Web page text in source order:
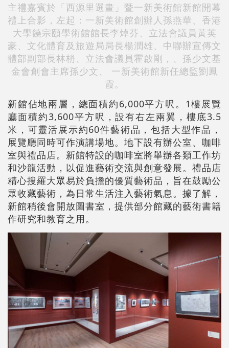
主禮嘉賓於「西源里選畫」暨一新美術館新館開幕
禮上合影，左起：一新美術館創辦人孫燕華、香港
大學饒宗頤學術館館長李焯芬、立法會議員黃英
豪、文化體育及旅遊局局長楊潤雄、中聯辦宣傳文
體部副部長林枬、立法會議員霍啟剛，、孫少文基
金會創會主席孫少文、 一新美術館新任總監劉鳳
霞。
新館佔地兩層，總面積約6,000平方呎。1樓展覽
廳面積約3,600平方呎，設有右左兩翼，樓底3.5
米，可靈活展示約60件藝術品，包括大型作品，
展覽廳同時可作演講場地。地下設有辦公室、咖啡
室與禮品店。新館特設的咖啡室將舉辦各類工作坊
和沙龍活動，以促進藝術交流與創意發展。禮品店
精心搜羅大眾易於負擔的優質藝術品，旨在鼓勵公
眾收藏藝術，為日常生活注入藝術氣息。據了解，
新館稍後會開放圖書室，提供部分館藏的藝術書籍
作研究和教育之用。